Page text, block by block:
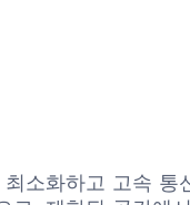
소화하고 고속